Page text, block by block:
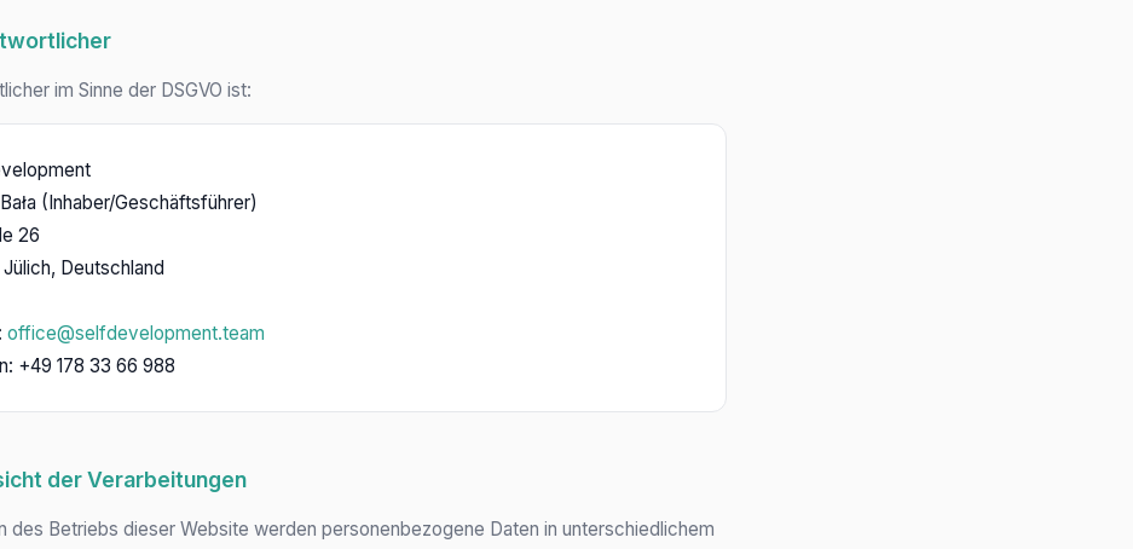
im Sinne der DSGVO ist:
(Inhaber/Geschäftsführer)
26
Deutschland
office@selfdevelopment.team
+49 178 33 66 988
der Verarbeitungen
des Betriebs dieser Website werden personenbezogene Daten in unterschiedlichem